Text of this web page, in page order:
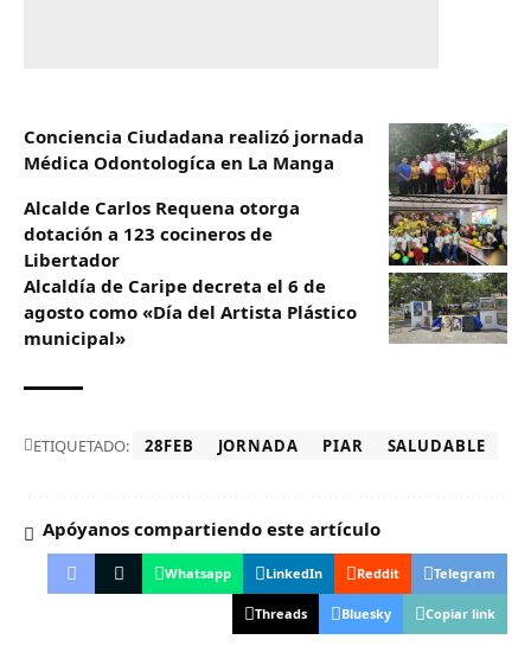
Conciencia Ciudadana realizó jornada
Médica Odontologíca en La Manga
Alcalde Carlos Requena otorga
dotación a 123 cocineros de
Libertador
Alcaldía de Caripe decreta el 6 de
agosto como «Día del Artista Plástico
municipal»‎
ETIQUETADO: 28FEB JORNADA PIAR SALUDABLE
Apóyanos compartiendo este artículo
Whatsapp LinkedIn Reddit Telegram
Threads Bluesky Copiar link